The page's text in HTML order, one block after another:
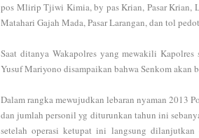
pos Mlirip Tjiwi Kimia, by pas Krian, Pasar Krian,
Matahari Gajah Mada, Pasar Larangan, dan tol
Saat ditanya Wakapolres yang mewakili
Yusuf Mariyono disampaikan bahwa Senkom akan
Dalam rangka mewujudkan lebaran nyaman 2013
dan jumlah personil yg diturunkan tahun ini
setelah operasi ketupat ini langsung